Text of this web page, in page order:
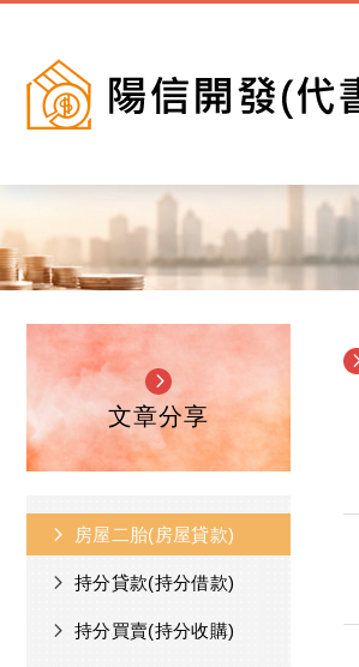
文章分享
房屋二胎(房屋貸款)
持分貸款(持分借款)
持分買賣(持分收購)